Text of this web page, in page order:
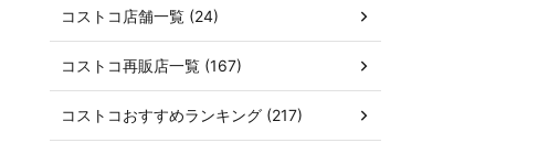
コストコ店舗一覧 (24)
コストコ再販店一覧 (167)
コストコおすすめランキング (217)